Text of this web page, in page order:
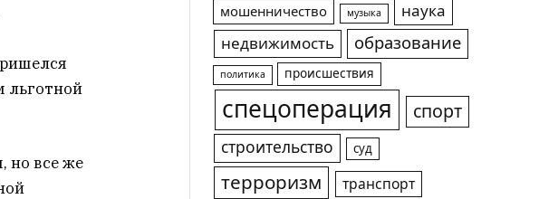
льготной
но все же
мошенничество музыка
наука
недвижимость
образование
политика происшествия
спецоперация спорт
строительство суд
терроризм транспорт